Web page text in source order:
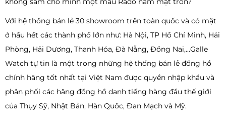
Với hệ thống bán lẻ 30 showroom trên toàn quốc và có mặt
ở hầu hết các thành phố lớn như: Hà Nội, TP Hồ Chí Minh, Hải
Phòng, Hải Dương, Thanh Hóa, Đà Nẵng, Đồng Nai,...Galle
Watch tự tin là một trong những hệ thống bán lẻ đồng hồ
chính hãng tốt nhất tại Việt Nam được quyền nhập khẩu và
phân phối các hãng đồng hồ danh tiếng hàng đầu thế giới
của Thụy Sỹ, Nhật Bản, Hàn Quốc, Đan Mạch và Mỹ.